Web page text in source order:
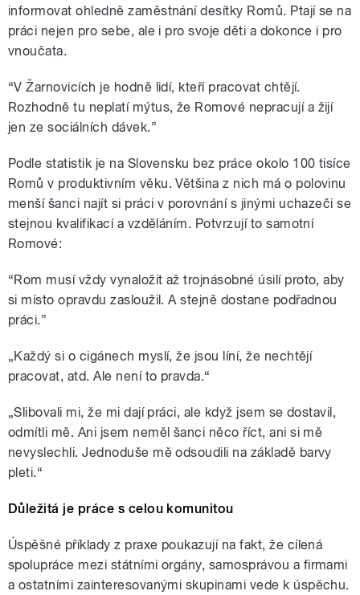
informovat ohledně zaměstnání desítky Romů. Ptají se na
práci nejen pro sebe, ale i pro svoje děti a dokonce i pro
vnoučata.
“V Žarnovicích je hodně lidí, kteří pracovat chtějí.
Rozhodně tu neplatí mýtus, že Romové nepracují a žijí
jen ze sociálních dávek.”
Podle statistik je na Slovensku bez práce okolo 100 tisíce
Romů v produktivním věku. Většina z nich má o polovinu
menší šanci najít si práci v porovnání s jinými uchazeči se
stejnou kvalifikací a vzděláním. Potvrzují to samotní
Romové:
“Rom musí vždy vynaložit až trojnásobné úsilí proto, aby
si místo opravdu zasloužil. A stejně dostane podřadnou
práci.”
„Každý si o cigánech myslí, že jsou líní, že nechtějí
pracovat, atd. Ale není to pravda.“
„Slibovali mi, že mi dají práci, ale když jsem se dostavil,
odmítli mě. Ani jsem neměl šanci něco říct, ani si mě
nevyslechli. Jednoduše mě odsoudili na základě barvy
pleti.“
Důležitá je práce s celou komunitou
Úspěšné příklady z praxe poukazují na fakt, že cílená
spolupráce mezi státními orgány, samosprávou a firmami
a ostatními zainteresovanými skupinami vede k úspěchu.